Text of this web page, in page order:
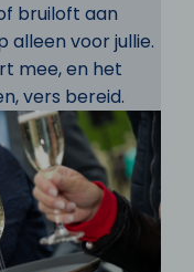
bruiloft aan
voor jullie.
mee, en het
vers bereid.